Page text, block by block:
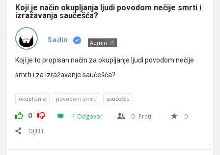
Latest
Pitanja
Koji je način okupljanja ljudi povodom nečije smrti i
izražavanja saučešća?
Sedin Admin
Koji je to propisan način za okupljanje ljudi povodom nečije
smrti i za izražavanje saučešća?
okupljanje povodom smrti saučešće
0 1 Odgovor 0 Prati
0
DIJELI